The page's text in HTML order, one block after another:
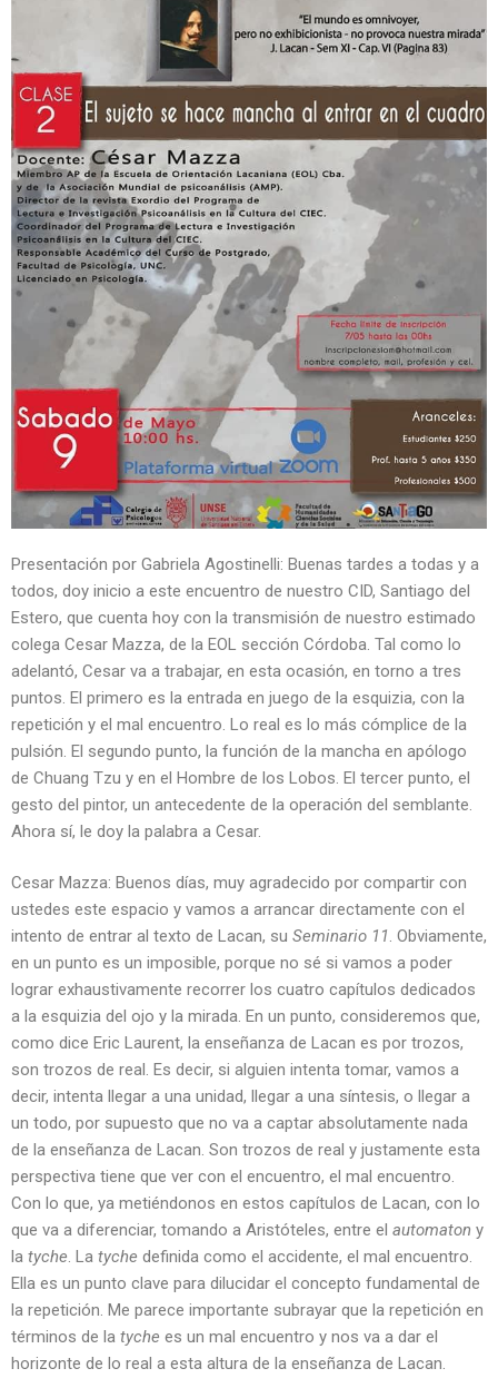
Presentación por Gabriela Agostinelli: Buenas tardes a todas y a
todos, doy inicio a este encuentro de nuestro CID, Santiago del
Estero, que cuenta hoy con la transmisión de nuestro estimado
colega Cesar Mazza, de la EOL sección Córdoba. Tal como lo
adelantó, Cesar va a trabajar, en esta ocasión, en torno a tres
puntos. El primero es la entrada en juego de la esquizia, con la
repetición y el mal encuentro. Lo real es lo más cómplice de la
pulsión. El segundo punto, la función de la mancha en apólogo
de Chuang Tzu y en el Hombre de los Lobos. El tercer punto, el
gesto del pintor, un antecedente de la operación del semblante.
Ahora sí, le doy la palabra a Cesar.
Cesar Mazza: Buenos días, muy agradecido por compartir con
ustedes este espacio y vamos a arrancar directamente con el
intento de entrar al texto de Lacan, su Seminario 11. Obviamente,
en un punto es un imposible, porque no sé si vamos a poder
lograr exhaustivamente recorrer los cuatro capítulos dedicados
a la esquizia del ojo y la mirada. En un punto, consideremos que,
como dice Eric Laurent, la enseñanza de Lacan es por trozos,
son trozos de real. Es decir, si alguien intenta tomar, vamos a
decir, intenta llegar a una unidad, llegar a una síntesis, o llegar a
un todo, por supuesto que no va a captar absolutamente nada
de la enseñanza de Lacan. Son trozos de real y justamente esta
perspectiva tiene que ver con el encuentro, el mal encuentro.
Con lo que, ya metiéndonos en estos capítulos de Lacan, con lo
que va a diferenciar, tomando a Aristóteles, entre el automaton y
la tyche. La tyche definida como el accidente, el mal encuentro.
Ella es un punto clave para dilucidar el concepto fundamental de
la repetición. Me parece importante subrayar que la repetición en
términos de la tyche es un mal encuentro y nos va a dar el
horizonte de lo real a esta altura de la enseñanza de Lacan.